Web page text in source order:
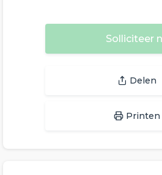
Solliciteer
Delen
Printen